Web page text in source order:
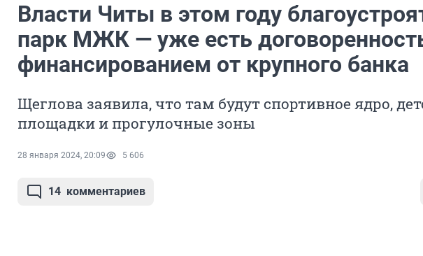
Власти Читы в этом году
парк МЖК — уже есть
финансированием от крупного банка
Щеглова заявила, что там будут спортивное ядро,
площадки и прогулочные зоны
28 января 2024, 20:09 5 606
14 комментариев